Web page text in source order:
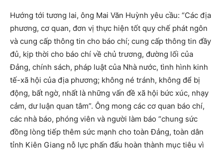
Hướng tới tương lai, ông Mai Văn Huỳnh yêu cầu: “Các địa
phương, cơ quan, đơn vị thực hiện tốt quy chế phát ngôn
và cung cấp thông tin cho báo chí; cung cấp thông tin đầy
đủ, kịp thời cho báo chí về chủ trương, đường lối của
Đảng, chính sách, pháp luật của Nhà nước, tình hình kinh
tế-xã hội của địa phương; không né tránh, không để bị
động, bất ngờ, nhất là những vấn đề xã hội bức xúc, nhạy
cảm, dư luận quan tâm”. Ông mong các cơ quan báo chí,
các nhà báo, phóng viên và người làm báo “chung sức
đồng lòng tiếp thêm sức mạnh cho toàn Đảng, toàn dân
tỉnh Kiên Giang nỗ lực phấn đấu hoàn thành mục tiêu vì